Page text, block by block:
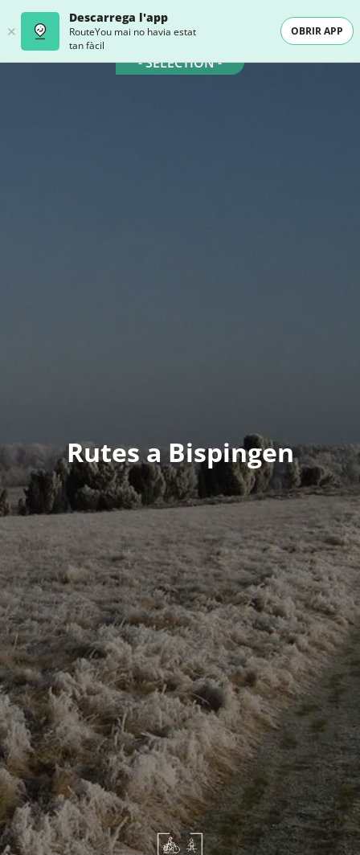
Descarrega l'app
RouteYou mai no havia estat
tan fàcil
OBRIR APP
- SELECTION -
Rutes a Bispingen